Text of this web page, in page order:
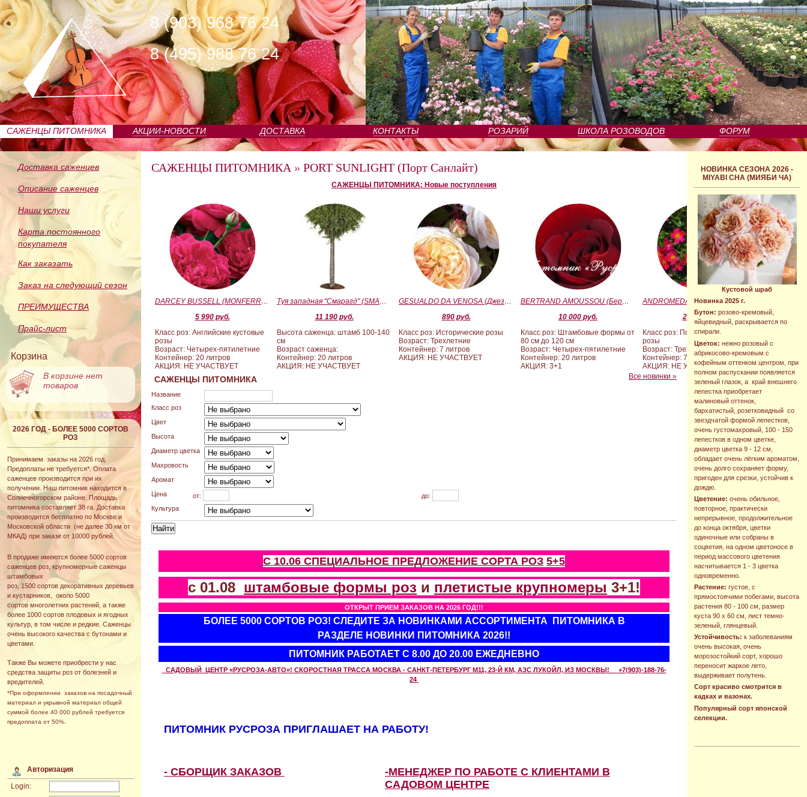
8 (903) 968 76 24
8 (495) 988 76 24
САЖЕНЦЫ ПИТОМНИКА АКЦИИ-НОВОСТИ ДОСТАВКА КОНТАКТЫ РОЗАРИЙ ШКОЛА РОЗОВОДОВ ФОРУМ
Доставка саженцев
Описание саженцев
Наши услуги
Карта постоянного
покупателя
Как заказать
Заказ на следующий сезон
ПРЕИМУЩЕСТВА
Прайс-лист
Корзина
В корзине нет
товаров
2026 ГОД - БОЛЕЕ 5000 СОРТОВ
РОЗ
Принимаем заказы на 2026 год.
Предоплаты не требуется*. Оплата
саженцев производится при их
получении. Наш питомник находится в
Солнечногорском районе. Площадь
питомника составляет 38 га. Доставка
производится бесплатно по Москве и
Московской области (не далее 30 км от
МКАД) при заказе от 10000 рублей.
В продаже имеются более 5000 сортов
саженцев роз, крупномерные саженцы
штамбовых
роз, 1500 сортов декоративных деревьев
и кустарников, около 5000
сортов многолетних растений, а также
более 1000 сортов плодовых и ягодных
культур, в том числе и редкие. Саженцы
очень высокого качества с бутонами и
цветами.
Также Вы можете приобрести у нас
средства защиты роз от болезней и
вредителей.
*При оформлении заказов на посадочный
материал и укрывной материал общей
суммой более 40 000 рублей требуется
предоплата от 50%.
Авторизация
Login:
НОВИНКА СЕЗОНА 2026 -
MIYABI CHA (МИЯБИ ЧА)
Кустовой шраб
Новинка 2025 г.
Бутон: розово-кремовый,
яйцевидный, раскрывается по
спирали.
Цветок: нежно розовый с
абрикосово-кремовым с
кофейным оттенком центром, при
полном распускании появляется
зеленый глазок, а край внешнего
лепестка приобретает
малиновый оттенок,
бархатистый, розетковидный со
звездчатой формой лепестков,
очень густомахровый, 100 - 150
лепестков в одном цветке,
диаметр цветка 9 - 12 см,
обладает очень лёгким ароматом,
очень долго сохраняет форму,
пригоден для срезки, устойчив к
дождю.
Цветение: очень обильное,
повторное, практически
непрерывное, продолжительное
до конца октября, цветки
одиночные или собраны в
соцветия, на одном цветоносе в
период массового цветения
насчитывается 1 - 3 цветка
одновременно.
Растение: густое, с
прямостоячими побегами, высота
растения 80 - 100 см, размер
куста 90 х 60 см, лист темно-
зеленый, глянцевый.
Устойчивость: к заболеваниям
очень высокая, очень
морозостойкий сорт, хорошо
переносит жаркое лето,
выдерживает полутень.
Сорт красиво смотрится в
кадках и вазонах.
Популярный сорт японской
селекции.
САЖЕНЦЫ ПИТОМНИКА » PORT SUNLIGHT (Порт Санлайт)
САЖЕНЦЫ ПИТОМНИКА: Новые поступления
DARCEY BUSSELL (MONFERRATO) (Дарси Басл)
5 990 руб.
Класс роз: Английские кустовые
розы
Возраст: Четырех-пятилетние
Контейнер: 20 литров
АКЦИЯ: НЕ УЧАСТВУЕТ
Туя западная "Смарагд" (SMARAGD) ШТАМБ 100-140
11 190 руб.
Высота саженца: штамб 100-140
см
Возраст саженца:
Контейнер: 20 литров
АКЦИЯ: НЕ УЧАСТВУЕТ
GESUALDO DA VENOSA (Джезуальдо Ди Веноза)
890 руб.
Класс роз: Исторические розы
Возраст: Трехлетние
Контейнер: 7 литров
АКЦИЯ: НЕ УЧАСТВУЕТ
BERTRAND AMOUSSOU (Бертран Амуссу)
10 000 руб.
Класс роз: Штамбовые формы от
80 см до 120 см
Возраст: Четырех-пятилетние
Контейнер: 20 литров
АКЦИЯ: 3+1
2 090 руб.
Класс роз: Почвопокровные
розы
Возраст: Трехлетние
Контейнер: 7 литров
АКЦИЯ: НЕ УЧАСТВУЕТ
Все новинки »
САЖЕНЦЫ ПИТОМНИКА
Название
Класс роз
Цвет
Высота
Диаметр цветка
Махровость
Аромат
Цена
от:
до:
Культура
С 10.06 СПЕЦИАЛЬНОЕ ПРЕДЛОЖЕНИЕ СОРТА РОЗ 5+5
с 01.08 штамбовые формы роз и плетистые крупномеры 3+1!
ОТКРЫТ ПРИЕМ ЗАКАЗОВ НА 2026 ГОД!!!
БОЛЕЕ 5000 СОРТОВ РОЗ! СЛЕДИТЕ ЗА НОВИНКАМИ АССОРТИМЕНТА ПИТОМНИКА В
РАЗДЕЛЕ НОВИНКИ ПИТОМНИКА 2026!!
ПИТОМНИК РАБОТАЕТ С 8.00 ДО 20.00 ЕЖЕДНЕВНО
САДОВЫЙ ЦЕНТР «РУСРОЗА-АВТО»! СКОРОСТНАЯ ТРАССА МОСКВА - САНКТ-ПЕТЕРБУРГ М11, 23-Й КМ, АЗС ЛУКОЙЛ, ИЗ МОСКВЫ! +7(903)-188-76-
24
ПИТОМНИК РУСРОЗА ПРИГЛАШАЕТ НА РАБОТУ!
- СБОРЩИК ЗАКАЗОВ
-МЕНЕДЖЕР ПО РАБОТЕ С КЛИЕНТАМИ В
САДОВОМ ЦЕНТРЕ